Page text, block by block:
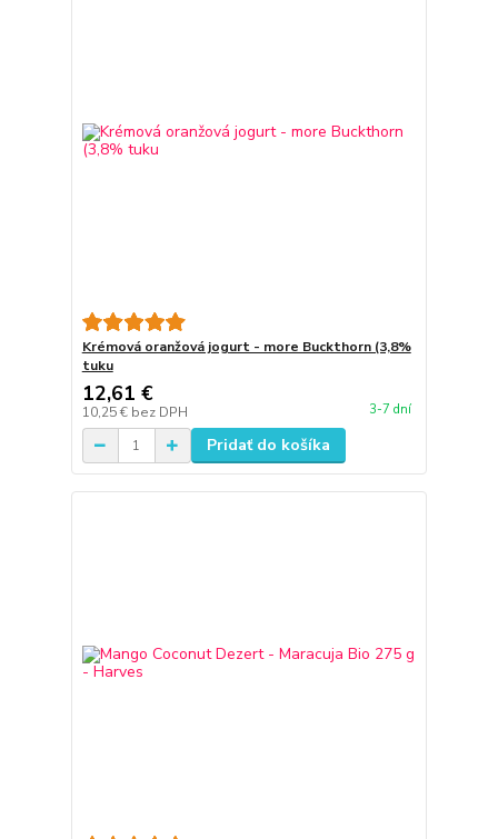
Krémová oranžová jogurt - more Buckthorn (3,8%
tuku
12,61 €
10,25 € bez DPH 3-7 dní
Pridať do košíka